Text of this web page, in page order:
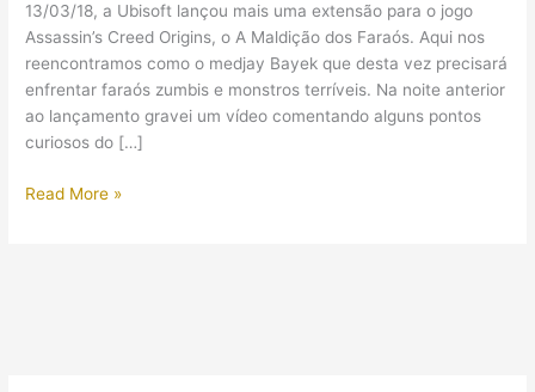
13/03/18, a Ubisoft lançou mais uma extensão para o jogo
Assassin’s Creed Origins, o A Maldição dos Faraós. Aqui nos
reencontramos como o medjay Bayek que desta vez precisará
enfrentar faraós zumbis e monstros terríveis. Na noite anterior
ao lançamento gravei um vídeo comentando alguns pontos
curiosos do […]
Comentando
Read More »